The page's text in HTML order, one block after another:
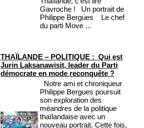
Gavroche ! Un portrait de
Philippe Bergues Le chef
du parti Move ...
THAÏLANDE – POLITIQUE : Qui est
Jurin Laksanawisit, leader du Parti
démocrate en mode reconquête ?
Notre ami et chroniqueur
Philippe Bergues poursuit
son exploration des
méandres de la politique
thaïlandaise avec un
nouveau portrait. Cette fois,